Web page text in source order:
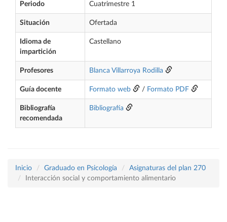
Periodo Cuatrimestre 1
Situación Ofertada
Idioma de
impartición
Castellano
Profesores Blanca Villarroya Rodilla
Guía docente Formato web / Formato PDF
Bibliografía
recomendada
Bibliografía
Inicio Graduado en Psicología
Asignaturas del plan 270
Interacción social y comportamiento alimentario